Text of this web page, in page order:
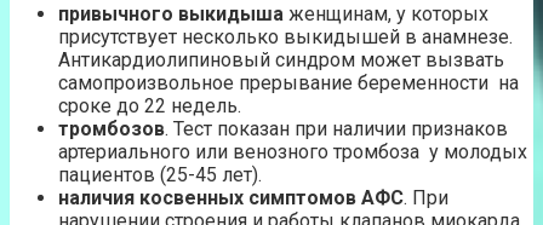
привычного выкидыша женщинам, у которых
присутствует несколько выкидышей в анамнезе.
Антикардиолипиновый синдром может вызвать
самопроизвольное прерывание беременности на
сроке до 22 недель.
тромбозов. Тест показан при наличии признаков
артериального или венозного тромбоза у молодых
пациентов (25-45 лет).
наличия косвенных симптомов АФС. При